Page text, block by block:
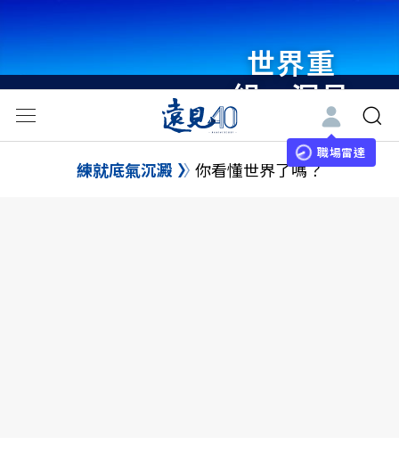
世界重
組・洞見
未來 與
世界領袖
職場雷達
練就底氣沉澱 你看懂世界了嗎？